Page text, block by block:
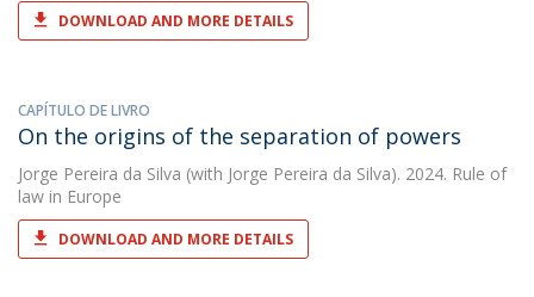
DOWNLOAD AND MORE DETAILS
CAPÍTULO DE LIVRO
On the origins of the separation of powers
Jorge Pereira da Silva (with Jorge Pereira da Silva). 2024. Rule of
law in Europe
DOWNLOAD AND MORE DETAILS